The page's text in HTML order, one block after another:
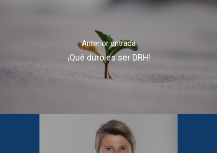
Anterior entrada
¡Qué duro es ser DRH!